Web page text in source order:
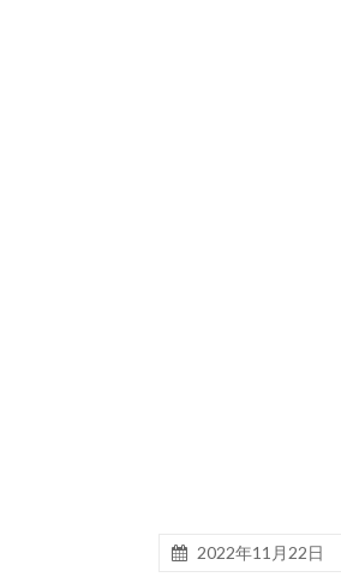
2022年11月22日